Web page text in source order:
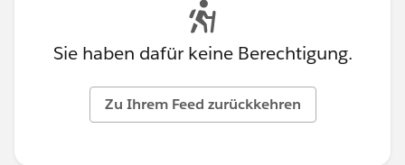
Sie haben dafür keine Berechtigung.
Zu Ihrem Feed zurückkehren